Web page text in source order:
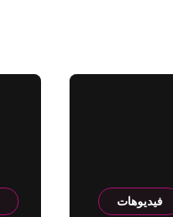
فيديوهات